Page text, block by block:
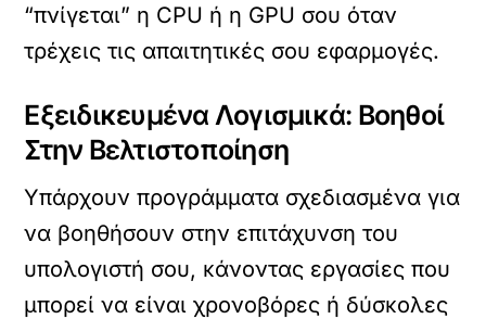
“πνίγεται” η CPU ή η GPU σου όταν
τρέχεις τις απαιτητικές σου εφαρμογές.
Εξειδικευμένα Λογισμικά: Βοηθοί
Στην Βελτιστοποίηση
Υπάρχουν προγράμματα σχεδιασμένα για
να βοηθήσουν στην επιτάχυνση του
υπολογιστή σου, κάνοντας εργασίες που
μπορεί να είναι χρονοβόρες ή δύσκολες